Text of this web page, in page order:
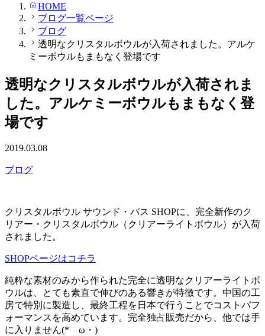
HOME
ブログ一覧ページ
ブログ
透明なクリスタルボウルが入荷されました。アルケ
ミーボウルもまもなく登場です
透明なクリスタルボウルが入荷されま
した。アルケミーボウルもまもなく登
場です
2019.03.08
ブログ
クリスタルボウル サウンド・バス SHOPに、完全新作のク
リアー・クリスタルボウル（クリアーライトボウル）が入荷
されました。
SHOPページはコチラ
純粋な素材のみから作られた完全に透明なクリアーライトボ
ウルは、とても素直で伸びのある響きが特徴です。中国の工
房で特別に製造し、最終工程を日本で行うことでコストパフ
ォーマンスを高めています。完全独占販売だから、他では手
に入りません(*ゝω・)